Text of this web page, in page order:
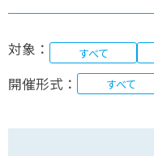
対象： すべて
開催形式： すべて